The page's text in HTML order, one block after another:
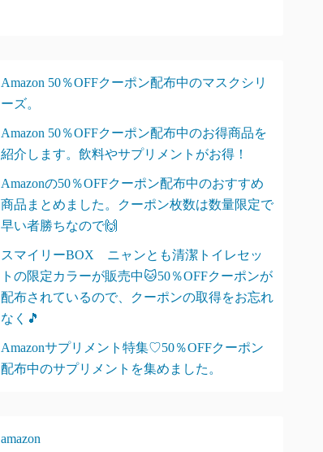
Amazon 50％OFFクーポン配布中のマスクシリ
ーズ。
Amazon 50％OFFクーポン配布中のお得商品を
紹介します。飲料やサプリメントがお得！
Amazonの50％OFFクーポン配布中のおすすめ
商品まとめました。クーポン枚数は数量限定で
早い者勝ちなので🙌
スマイリーBOX ニャンとも清潔トイレセッ
トの限定カラーが販売中🐱50％OFFクーポンが
配布されているので、クーポンの取得をお忘れ
なく🎵
Amazonサプリメント特集♡50％OFFクーポン
配布中のサプリメントを集めました。
amazon